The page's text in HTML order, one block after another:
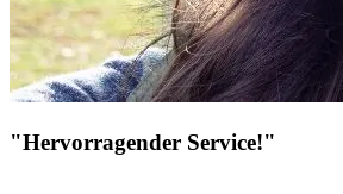
"Hervorragender Service!"